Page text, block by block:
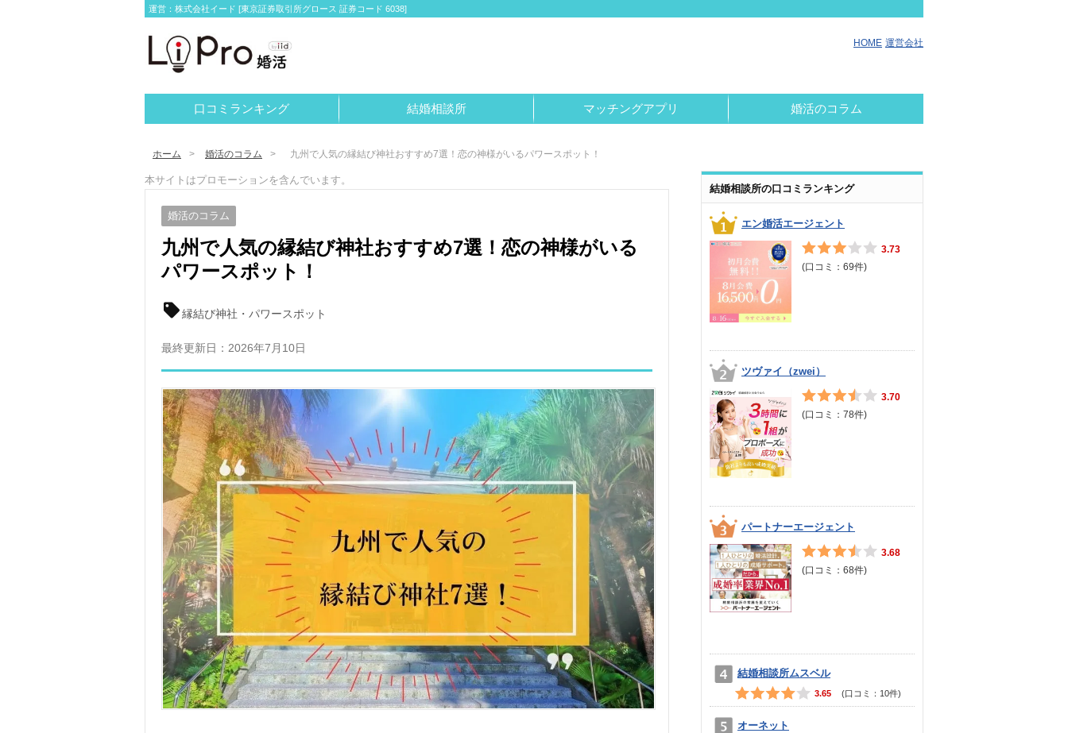
運営：株式会社イード [東京証券取引所グロース 証券コード 6038]
HOME 運営会社
口コミランキング 結婚相談所 マッチングアプリ 婚活のコラム
ホーム 婚活のコラム 九州で人気の縁結び神社おすすめ7選！恋の神様がいるパワースポット！
本サイトはプロモーションを含んでいます。
婚活のコラム
九州で人気の縁結び神社おすすめ7選！恋の神様がいる
パワースポット！
縁結び神社・パワースポット
最終更新日： 2026年7月10日
結婚相談所の口コミランキング
エン婚活エージェント
3.73
(口コミ：69件)
ツヴァイ（zwei）
3.70
(口コミ：78件)
パートナーエージェント
3.68
(口コミ：68件)
結婚相談所ムスベル
3.65 (口コミ： 10件)
オーネット